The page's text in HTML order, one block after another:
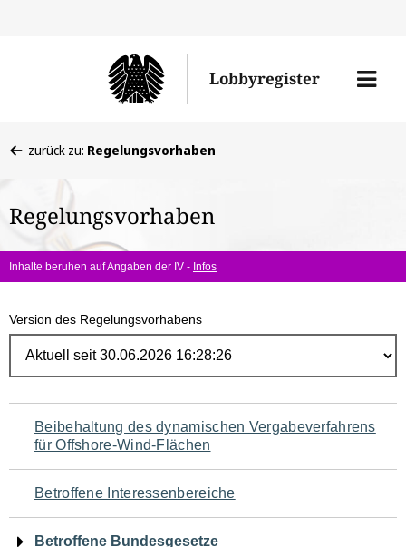
Lobbyregister
Menü
befinden
hier:
zurück zu: Regelungsvorhaben
Regelungsvorhaben
Inhalte beruhen auf Angaben der IV - Infos
Version des Regelungsvorhabens
Navigation
für
den
Seiteninhalt
Beibehaltung des dynamischen Vergabeverfahrens
für Offshore-Wind-Flächen
Betroffene Interessenbereiche
Betroffene Bundesgesetze